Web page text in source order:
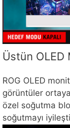
Üstün OLED
ROG OLED
görüntüler
özel soğutma
soğutmayı